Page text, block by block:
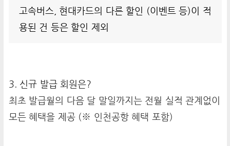
고속버스, 현대카드의 다른 할인 (이벤트 등)이 적
용된 건 등은 할인 제외
3. 신규 발급 회원은?
최초 발급월의 다음 달 말일까지는 전월 실적 관계없이
모든 혜택을 제공 (※ 인천공항 혜택 포함)